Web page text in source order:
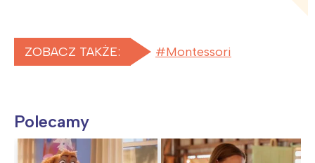
ZOBACZ TAKŻE: Montessori
Polecamy